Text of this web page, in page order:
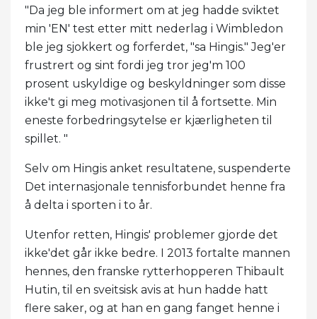
"Da jeg ble informert om at jeg hadde sviktet
min 'EN' test etter mitt nederlag i Wimbledon
ble jeg sjokkert og forferdet, "sa Hingis." Jeg'er
frustrert og sint fordi jeg tror jeg'm 100
prosent uskyldige og beskyldninger som disse
ikke't gi meg motivasjonen til å fortsette. Min
eneste forbedringsytelse er kjærligheten til
spillet. "
Selv om Hingis anket resultatene, suspenderte
Det internasjonale tennisforbundet henne fra
å delta i sporten i to år.
Utenfor retten, Hingis' problemer gjorde det
ikke'det går ikke bedre. I 2013 fortalte mannen
hennes, den franske rytterhopperen Thibault
Hutin, til en sveitsisk avis at hun hadde hatt
flere saker, og at han en gang fanget henne i